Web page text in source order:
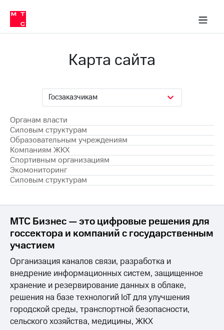
власти
структурам
организациям
Органам власти
структурам
Образованию
Карта сайта
Госзаказчикам
Органам власти
Силовым структурам
Образовательным учреждениям
Компаниям ЖКХ
Спортивным организациям
Экомониторинг
Силовым структурам
МТС Бизнес — это цифровые решения для
госсектора и компаний с государственным
участием
Организация каналов связи, разработка и
внедрение информационных систем, защищенное
хранение и резервирование данных в облаке,
решения на базе технологий IoT для улучшения
городской среды, транспортной безопасности,
сельского хозяйства, медицины, ЖКХ